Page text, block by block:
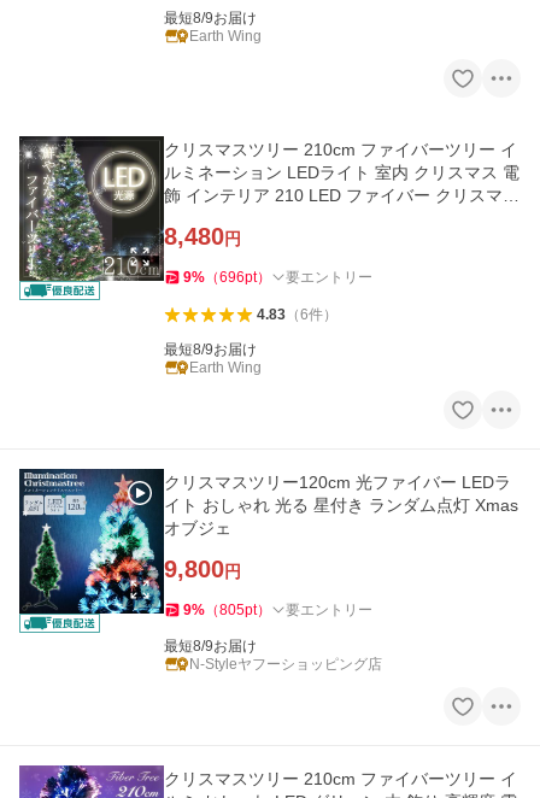
最短8/9お届け
Earth Wing
クリスマスツリー 210cm ファイバーツリー イ
ルミネーション LEDライト 室内 クリスマス 電
飾 インテリア 210 LED ファイバー クリスマス
8,480円
9% （696pt） 要エントリー
4.83（6件）
最短8/9お届け
Earth Wing
クリスマスツリー120cm 光ファイバー LEDラ
イト おしゃれ 光る 星付き ランダム点灯 Xmas
オブジェ
9,800円
9% （805pt） 要エントリー
最短8/9お届け
N-Styleヤフーショッピング店
クリスマスツリー 210cm ファイバーツリー イ